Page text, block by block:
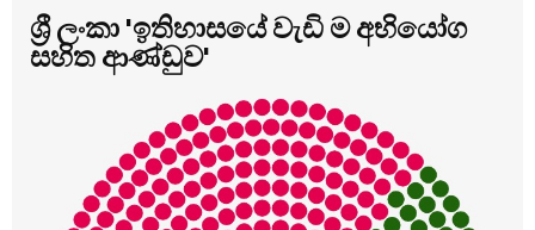
ශ්‍රී ලංකා 'ඉතිහාසයේ වැඩි ම අභියෝග
සහිත ආණ්ඩුව'